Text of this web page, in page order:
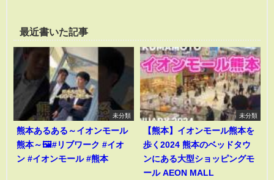
最近書いた記事
未分類
熊本あるある～イオンモール
熊本～🖼️#リブワーク #イオ
ン #イオンモール #熊本
未分類
【熊本】イオンモール熊本を
歩く2024 熊本のベッドタウ
ンにある大型ショッピングモ
ール AEON MALL